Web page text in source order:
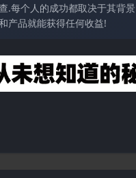
.每个人的成功都取决于其背
产品就能获得任何收益!